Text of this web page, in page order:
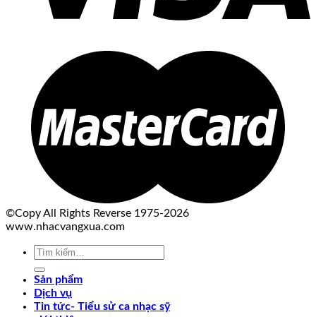
©Copy All Rights Reverse 1975-2026
www.nhacvangxua.com
Tìm
Sản phẩm
Dịch vụ
Tin tức- Tiểu sử ca nhạc sỹ